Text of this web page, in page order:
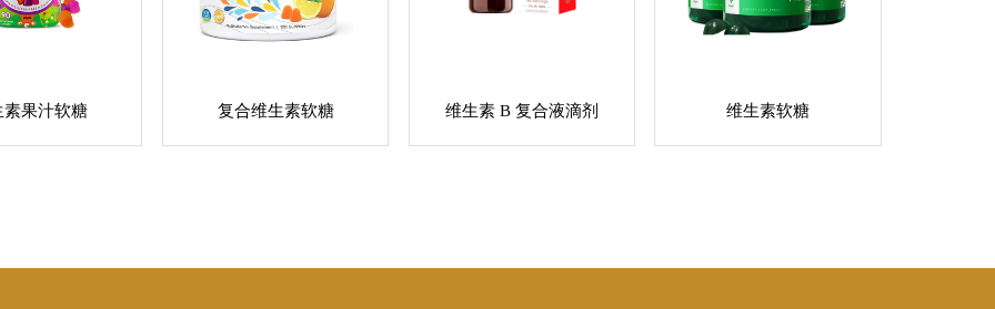
素果汁软糖 复合维生素软糖 维生素 B 复合液滴剂 维生素软糖